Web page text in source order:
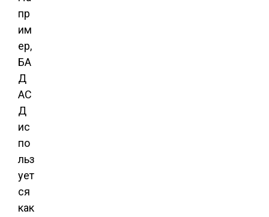
пр
им
ер,
БА
Д
АС
Д
ис
по
льз
ует
ся
как